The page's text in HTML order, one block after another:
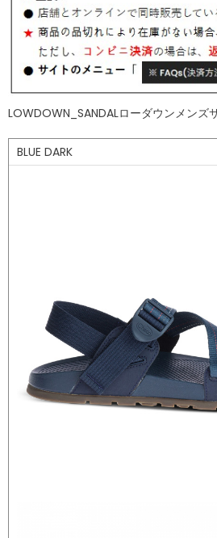
LOWDOWN_SANDALローダウンメンズ
BLUE DARK